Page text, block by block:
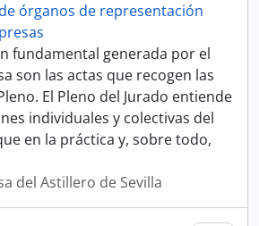
órganos de representación
fundamental generada por el
son las actas que recogen las
El Pleno del Jurado entiende
individuales y colectivas del
en la práctica y, sobre todo,
del Astillero de Sevilla